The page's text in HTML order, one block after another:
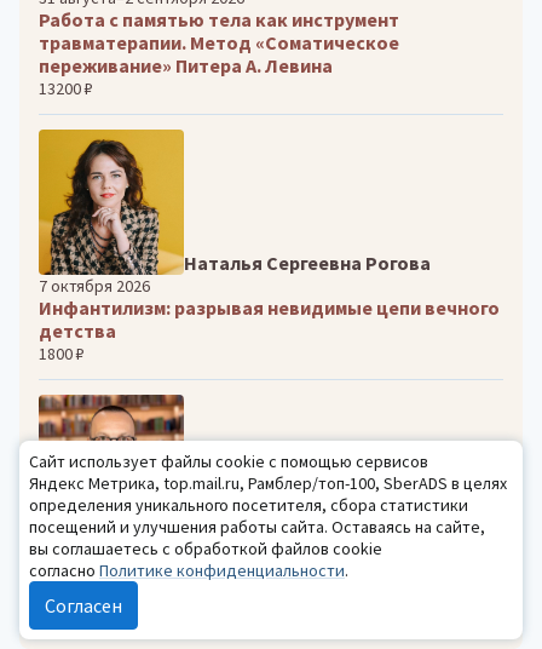
Работа с памятью тела как инструмент
травматерапии. Метод «Соматическое
переживание» Питера А. Левина
13200 ₽
Наталья Сергеевна Рогова
7 октября 2026
Инфантилизм: разрывая невидимые цепи вечного
детства
1800 ₽
Александр Олегович Орлов
28 сентября–25 ноября 2026
Мастерская детского практического психолога.
Супервизия сложных случаев из опыта работы
36800 ₽
Сайт использует файлы cookie с помощью сервисов
Яндекс Метрика, top.mail.ru, Рамблер/топ-100, SberADS в целях
определения уникального посетителя, сбора статистики
посещений и улучшения работы сайта. Оставаясь на сайте,
вы соглашаетесь с обработкой файлов cookie
согласно Политике конфиденциальности.
Согласен